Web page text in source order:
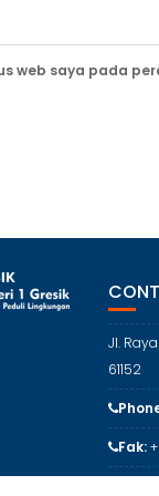
web saya pada
Jl.
61152
Fak: